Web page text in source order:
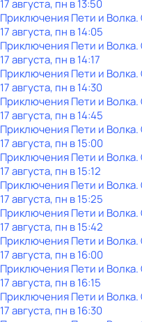
17 августа, пн в 13:50
Приключения Пети и Волка.
17 августа, пн в 14:05
Приключения Пети и Волка.
17 августа, пн в 14:17
Приключения Пети и Волка.
17 августа, пн в 14:30
Приключения Пети и Волка.
17 августа, пн в 14:45
Приключения Пети и Волка.
17 августа, пн в 15:00
Приключения Пети и Волка.
17 августа, пн в 15:12
Приключения Пети и Волка.
17 августа, пн в 15:25
Приключения Пети и Волка.
17 августа, пн в 15:42
Приключения Пети и Волка.
17 августа, пн в 16:00
Приключения Пети и Волка.
17 августа, пн в 16:15
Приключения Пети и Волка.
17 августа, пн в 16:30